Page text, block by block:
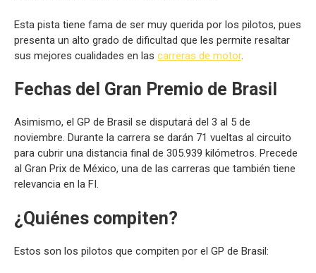
Esta pista tiene fama de ser muy querida por los pilotos, pues
presenta un alto grado de dificultad que les permite resaltar
sus mejores cualidades en las carreras de motor.
Fechas del Gran Premio de Brasil
Asimismo, el GP de Brasil se disputará del 3 al 5 de
noviembre. Durante la carrera se darán 71 vueltas al circuito
para cubrir una distancia final de 305.939 kilómetros. Precede
al Gran Prix de México, una de las carreras que también tiene
relevancia en la FI.
¿Quiénes compiten?
Estos son los pilotos que compiten por el GP de Brasil: